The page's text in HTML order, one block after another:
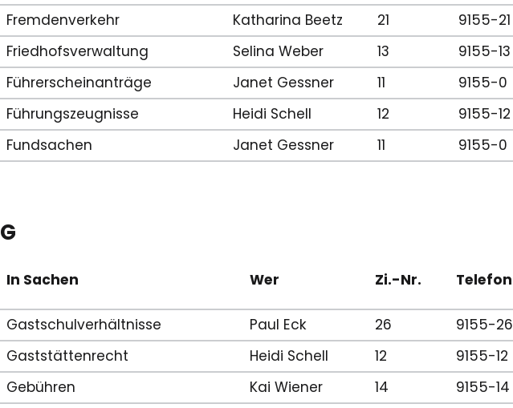
Fremdenverkehr
Katharina Beetz 21
9155-21
Friedhofsverwaltung
Selina Weber 13
9155-13
Führerscheinanträge
Janet Gessner 11
9155-0
Führungszeugnisse
Heidi Schell 12
9155-12
Fundsachen
Janet Gessner 11 9155-0
G
In Sachen Wer Zi.-Nr. Telefon
Gastschulverhältnisse Paul Eck 26
9155-26
Gaststättenrecht
Heidi Schell 12
9155-12
Gebühren
Kai Wiener 14
9155-14